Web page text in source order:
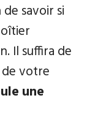
savoir si
Il suffira de
votre
une